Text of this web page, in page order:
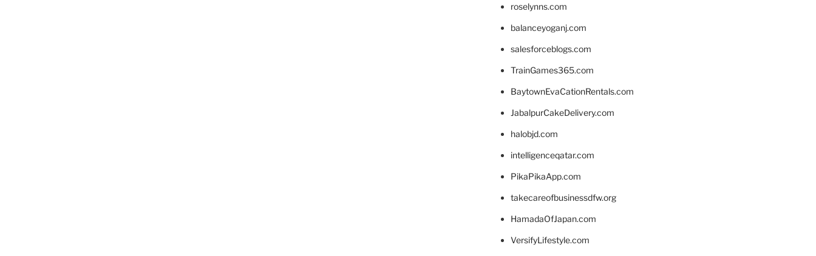
roselynns.com
balanceyoganj.com
salesforceblogs.com
TrainGames365.com
BaytownEvaCationRentals.com
JabalpurCakeDelivery.com
halobjd.com
intelligenceqatar.com
PikaPikaApp.com
takecareofbusinessdfw.org
HamadaOfJapan.com
VersifyLifestyle.com